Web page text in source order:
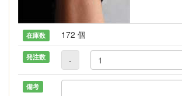
在庫数 172 個
発注数 -
備考